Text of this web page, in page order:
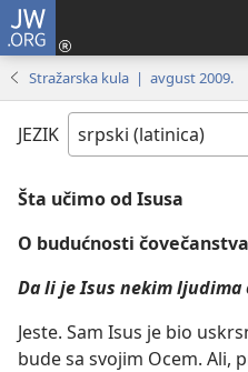
JW.ORG
Stražarska kula | avgust 2009.
JEZIK
Šta učimo od Isusa
O budućnosti čovečanstva
Da li je Isus nekim ljudima
Jeste. Sam Isus je bio
bude sa svojim Ocem. Ali,